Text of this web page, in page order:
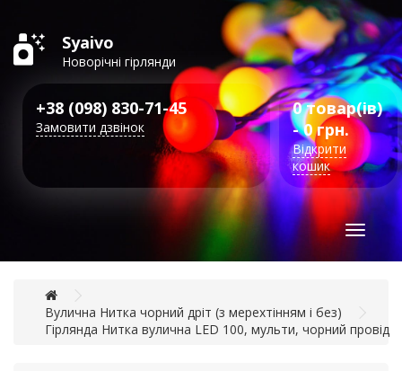
Syaivo
Новорічні гірлянди
+38 (098) 830-71-45
Замовити дзвінок
0 товар(ів)
- 0 грн.
Відкрити
кошик
Toggle
Вулична Нитка чорний дріт (з мерехтінням і без)
Гірлянда Нитка вулична LED 100, мульти, чорний провід